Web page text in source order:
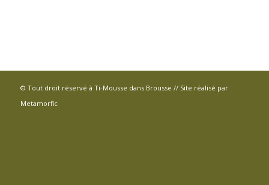
© Tout droit réservé à Ti-Mousse dans Brousse // Site réalisé par
Metamorfic